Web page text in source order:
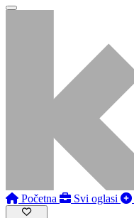
Početna Svi oglasi